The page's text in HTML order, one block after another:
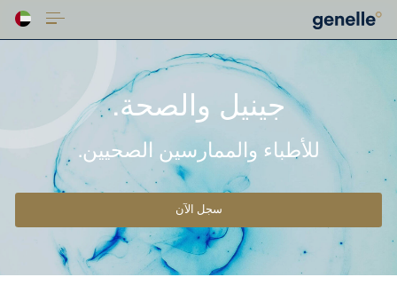
جينيل والصحة.
للأطباء والممارسين الصحيين.
سجل الآن